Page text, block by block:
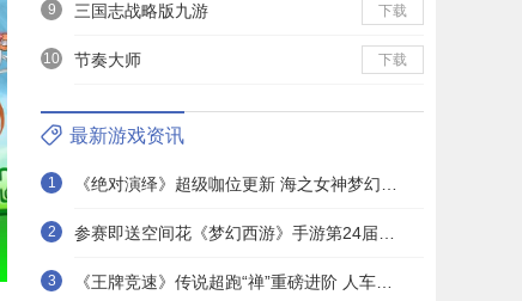
9 三国志战略版九游 下载
10 节奏大师 下载
最新游戏资讯
1
2
3